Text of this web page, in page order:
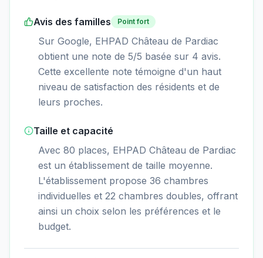
Avis des familles Point fort
Sur Google, EHPAD Château de Pardiac
obtient une note de 5/5 basée sur 4 avis.
Cette excellente note témoigne d'un haut
niveau de satisfaction des résidents et de
leurs proches.
Taille et capacité
Avec 80 places, EHPAD Château de Pardiac
est un établissement de taille moyenne.
L'établissement propose 36 chambres
individuelles et 22 chambres doubles, offrant
ainsi un choix selon les préférences et le
budget.